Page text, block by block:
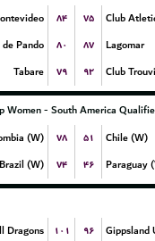
۸۴ ۷۵
Club
Pando
۸۰ ۸۷
Lagomar
Tabare
۷۹ ۹۲ Club
Women - South America
(W)
۷۸ ۵۱
Chile (W)
Brazil (W)
۷۴ ۴۶ Paraguay
Dragons
۱۰۱ ۹۶
Gippsland